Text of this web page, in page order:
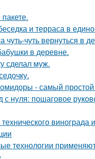
и терраса в
чуть вернуться в
в деревне.
сделал муж.
- самый простой
нуля: пошаговое
винограда
технологии